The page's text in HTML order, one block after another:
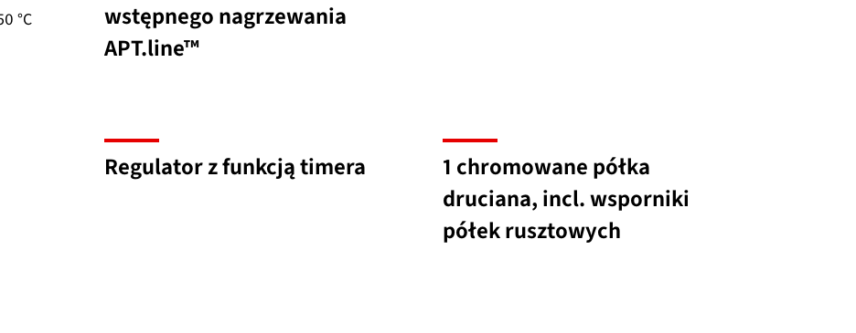
°C
wstępnego nagrzewania
APT.line™
Regulator z funkcją timera
1 chromowane półka
druciana, incl. wsporniki
półek rusztowych